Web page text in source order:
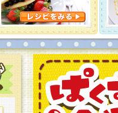
楽しみに！